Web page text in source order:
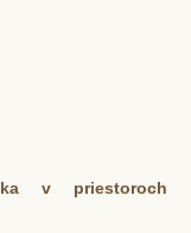
v priestoroch